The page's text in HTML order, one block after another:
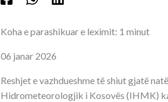
Koha e parashikuar e leximit: 1 minut
06 janar 2026
Reshjet e vazhdueshme të shiut gjatë
Hidrometeorologjik i Kosovës (IHMK)